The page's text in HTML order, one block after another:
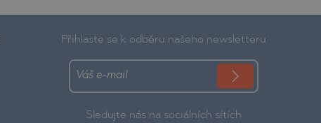
Přihlaste se k odběru našeho newsletteru
Sledujte nás na sociálních sítích